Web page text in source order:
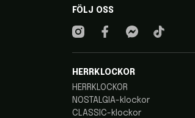
FÖLJ OSS
HERRKLOCKOR
HERRKLOCKOR
NOSTALGIA-klockor
CLASSIC-klockor